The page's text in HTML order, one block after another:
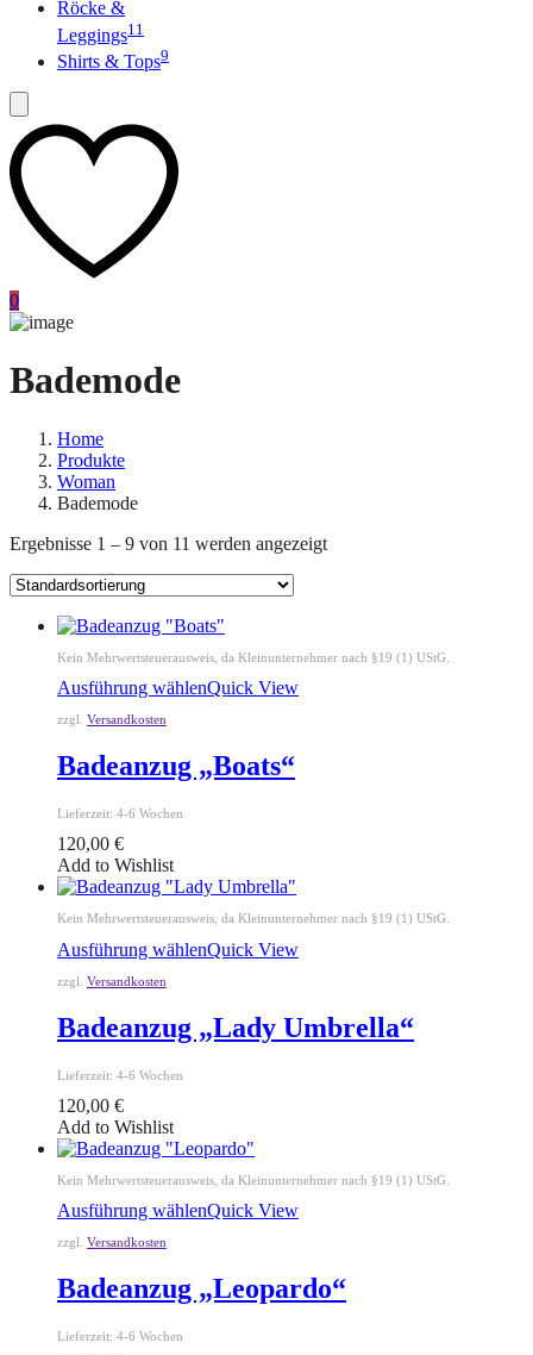
Röcke &
Leggings11
Shirts & Tops9
0
Bademode
Home
Produkte
Woman
Bademode
Ergebnisse 1 – 9 von 11 werden angezeigt
Kein Mehrwertsteuerausweis, da Kleinunternehmer nach §19 (1) UStG.
Ausführung wählenQuick View
zzgl. Versandkosten
Badeanzug „Boats“
Lieferzeit: 4-6 Wochen
120,00 €
Add to Wishlist
Kein Mehrwertsteuerausweis, da Kleinunternehmer nach §19 (1) UStG.
Ausführung wählenQuick View
zzgl. Versandkosten
Badeanzug „Lady Umbrella“
Lieferzeit: 4-6 Wochen
120,00 €
Add to Wishlist
Kein Mehrwertsteuerausweis, da Kleinunternehmer nach §19 (1) UStG.
Ausführung wählenQuick View
zzgl. Versandkosten
Badeanzug „Leopardo“
Lieferzeit: 4-6 Wochen